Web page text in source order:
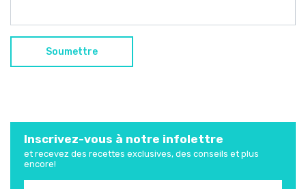
Inscrivez-vous à notre infolettre
et recevez des recettes exclusives, des conseils et plus
encore!